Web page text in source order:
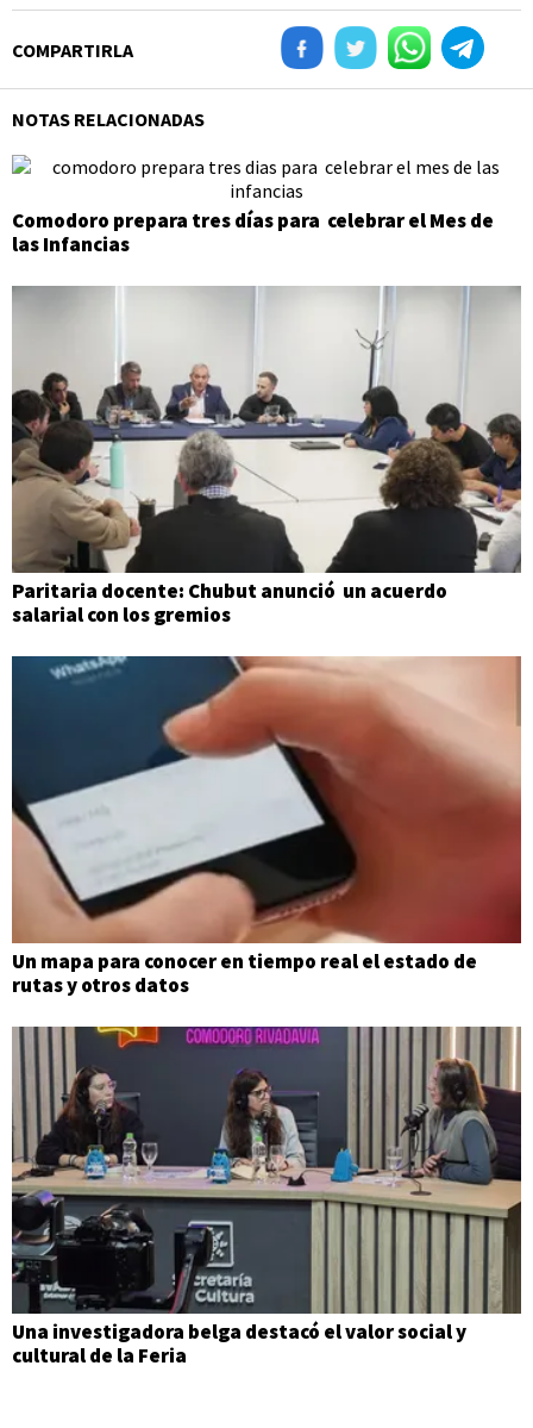
COMPARTIRLA
NOTAS RELACIONADAS
Comodoro prepara tres días para celebrar el Mes de
las Infancias
Paritaria docente: Chubut anunció un acuerdo
salarial con los gremios
Un mapa para conocer en tiempo real el estado de
rutas y otros datos
Una investigadora belga destacó el valor social y
cultural de la Feria